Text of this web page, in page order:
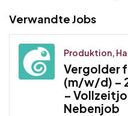
Verwandte Jobs
Produktion,
Vergolder
(m/w/d) –
–
Nebenjob